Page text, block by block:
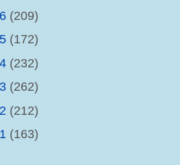
(209)
(172)
(232)
(262)
(212)
(163)